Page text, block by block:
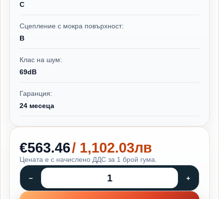
C
Сцепление с мокра повърхност:
B
Клас на шум:
69dB
Гаранция:
24 месеца
€563.46/ 1,102.03лв
Цената е с начислено ДДС за 1 брой гума.